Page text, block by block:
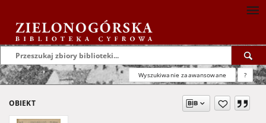
Wyszukiwanie zaawansowane ?
OBIEKT